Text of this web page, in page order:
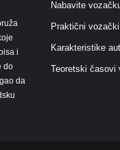
i
do
da
Nabavite
Praktični
Karakteristike
Teoretski časovi